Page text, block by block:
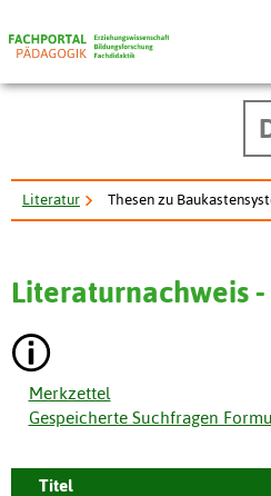
Literatur Thesen zu
Literaturnachweis
Merkzettel
Gespeicherte Suchfragen
Titel